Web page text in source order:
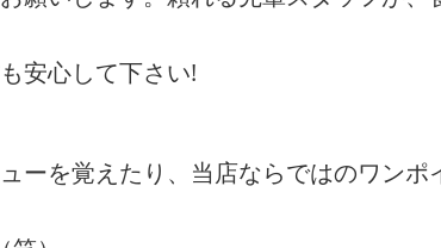
安心して下さい!
ーを覚えたり、当店ならではのワン